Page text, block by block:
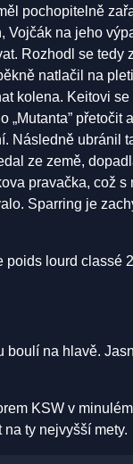
pochopitelně
Vojčák na jeho
Rozhodl se tedy
natlačil na
kolena. Keitovi
„Mutanta” přetočit
Následně ubránil
ze země,
pravačka, což s
Sparring je
poids lourd classé
boulí na hlavě.
KSW v
ty nejvyšší mety.